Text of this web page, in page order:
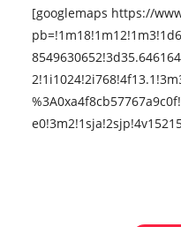
[googlemaps https://